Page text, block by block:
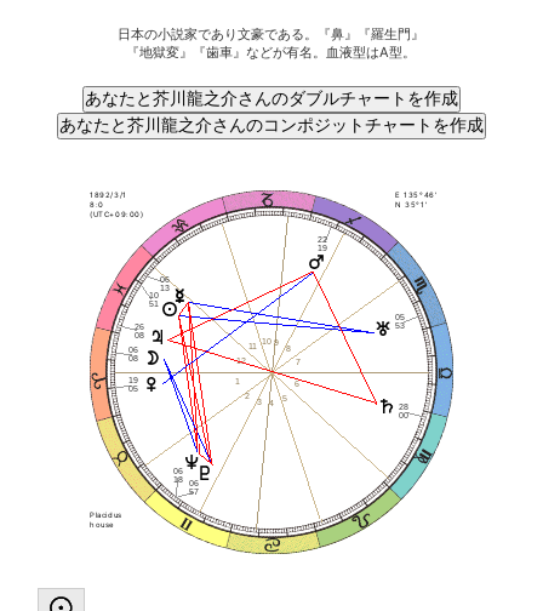
日本の小説家であり文豪である。『鼻』『羅生門』
『地獄変』『歯車』などが有名。血液型はA型。
1892/3/1
8:0
(UTC+09:00)
E 135°46'
N 35°1'
Placidus
house
1
2
3 4
5
6
7
8
9
10
11
12
10
51
06
08
06
13
19
05
22
19
26
08
28
00
05
53
06
18
06
57